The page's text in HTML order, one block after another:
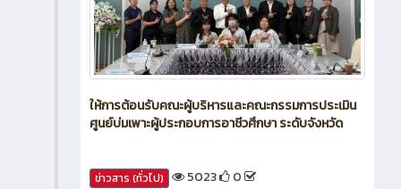
ให้การต้อนรับคณะผู้บริหารและคณะกรรมการประเมิน
ศูนย์บ่มเพาะผู้ประกอบการอาชีวศึกษา ระดับจังหวัด
ข่าวสาร (ทั่วไป) 5023 0